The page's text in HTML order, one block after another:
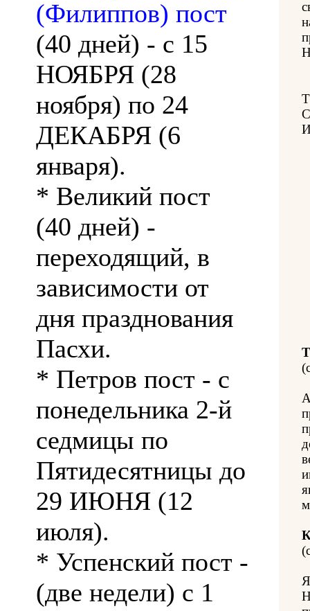
(Филиппов) пост
(40 дней) - с 15
НОЯБРЯ (28
ноября) по 24
ДЕКАБРЯ (6
января).
* Великий пост
(40 дней) -
переходящий, в
зависимости от
дня празднования
Пасхи.
* Петров пост - с
понедельника 2-й
седмицы по
Пятидесятницы до
29 ИЮНЯ (12
июля).
* Успенский пост -
(две недели) с 1